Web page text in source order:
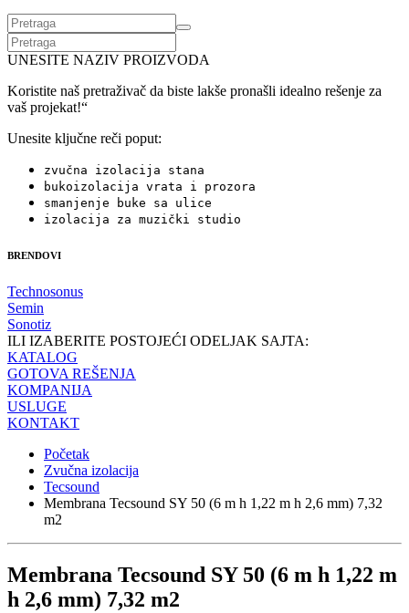
UNESITE NAZIV PROIZVODA
Koristite naš pretraživač da biste lakše pronašli idealno rešenje za
vaš projekat!“
Unesite ključne reči poput:
zvučna izolacija stana
bukoizolacija vrata i prozora
smanjenje buke sa ulice
izolacija za muzički studio
BRENDOVI
Technosonus
Semin
Sonotiz
ILI IZABERITE POSTOJEĆI ODELJAK SAJTA:
KATALOG
GOTOVA REŠENJA
KOMPANIJA
USLUGE
KONTAKT
Početak
Zvučna izolacija
Tecsound
Membrana Tecsound SY 50 (6 m h 1,22 m h 2,6 mm) 7,32
m2
Membrana Tecsound SY 50 (6 m h 1,22 m
h 2,6 mm) 7,32 m2